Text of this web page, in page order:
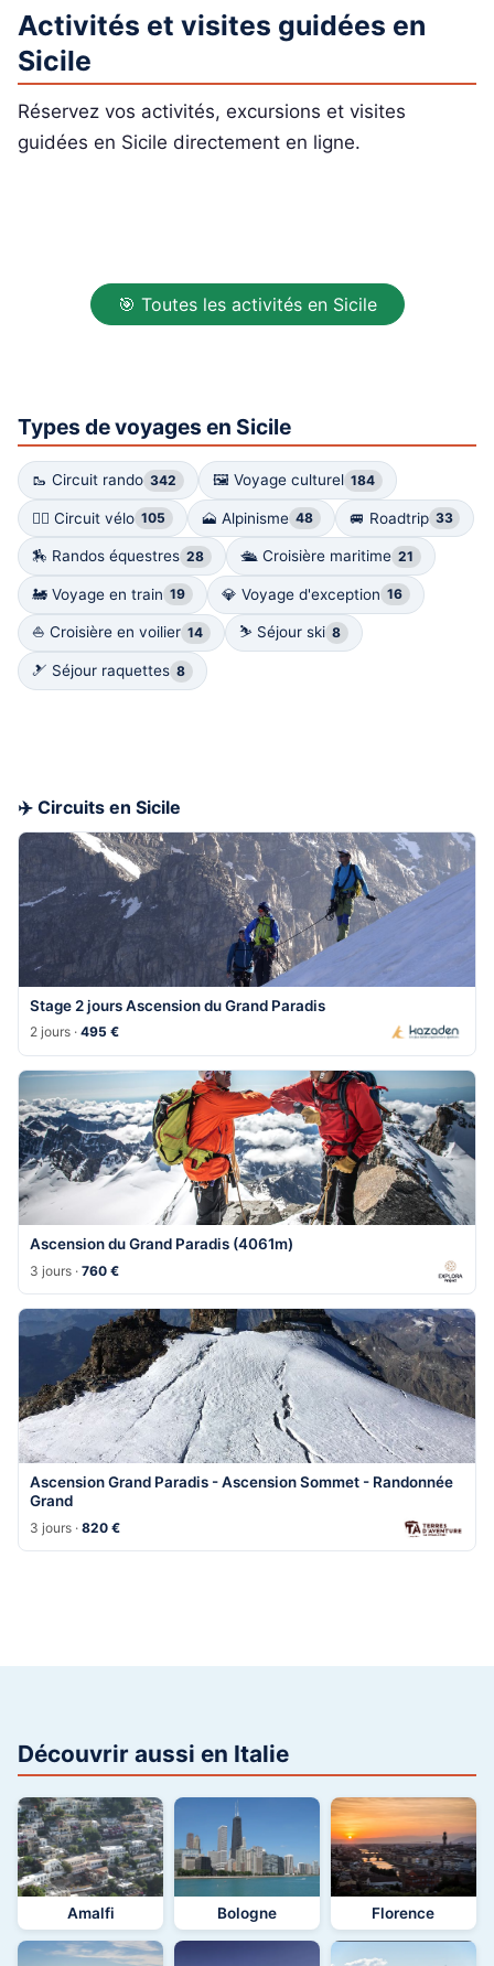
Activités et visites guidées en
Sicile
Réservez vos activités, excursions et visites
guidées en Sicile directement en ligne.
🎯 Toutes les activités en Sicile
Types de voyages en Sicile
🥾 Circuit rando 342 🖼 Voyage culturel 184
🚴‍♀️ Circuit vélo 105 🗻 Alpinisme 48 🚐 Roadtrip 33
🏇 Randos équestres 28 🛳️ Croisière maritime 21
🚂 Voyage en train 19 💎 Voyage d'exception 16
⛵️ Croisière en voilier 14 ⛷ Séjour ski 8
🎿 Séjour raquettes 8
✈️ Circuits en Sicile
Stage 2 jours Ascension du Grand Paradis
2 jours ·495 €
Ascension du Grand Paradis (4061m)
3 jours ·760 €
Ascension Grand Paradis - Ascension Sommet - Randonnée
Grand
3 jours ·820 €
Découvrir aussi en Italie
Amalfi Bologne Florence